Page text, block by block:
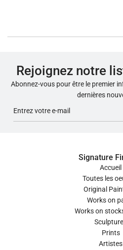
Rejoignez notre
Abonnez-vous pour être le premier
dernières
Signature
Accueil
Toutes les
Original
Works on
Works on
Prints
Artistes